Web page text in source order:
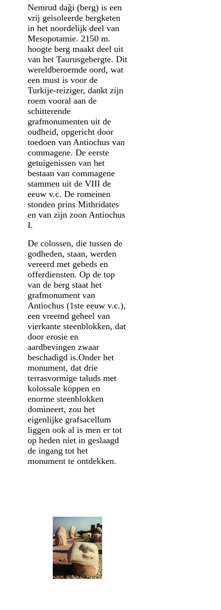
Nemrud daği (berg) is een
vrij geisoleerde bergketen
in het noordelijk deel van
Mesopotamie. 2150 m.
hoogte berg maakt deel uit
van het Taurusgebergte. Dit
wereldberoemde oord, wat
een must is voor de
Turkije-reiziger, dankt zijn
roem vooral aan de
schitterende
grafmonumenten uit de
oudheid, opgericht door
toedoen van Antiochus van
commagene. De eerste
getuigenissen van het
bestaan van commagene
stammen uit de VIII de
eeuw v.c. De romeinen
stonden prins Mithridates
en van zijn zoon Antiochus
I.
De colossen, die tussen de
godheden, staan, werden
vereerd met gebeds en
offerdiensten. Op de top
van de berg staat het
grafmonument van
Antiochus (1ste eeuw v.c.),
een vreemd geheel van
vierkante steenblokken, dat
door erosie en
aardbevingen zwaar
beschadigd is.Onder het
monument, dat drie
terrasvormige taluds met
kolossale koppen en
enorme steenblokken
domineert, zou het
eigenlijke grafsacellum
liggen ook al is men er tot
op heden niet in geslaagd
de ingang tot het
monument te ontdekken.